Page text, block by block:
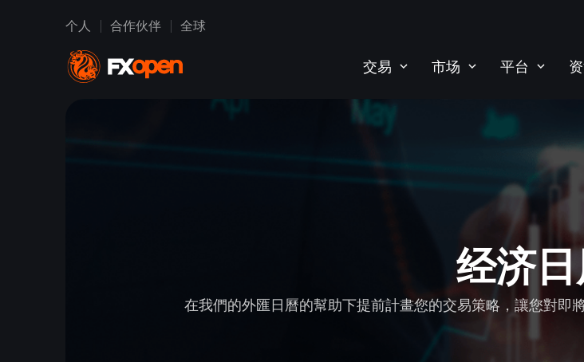
个人 合作伙伴 全球
交易 市场 平台
经济
在我們的外匯日曆的幫助下提前計畫您的交易策略，讓您對即